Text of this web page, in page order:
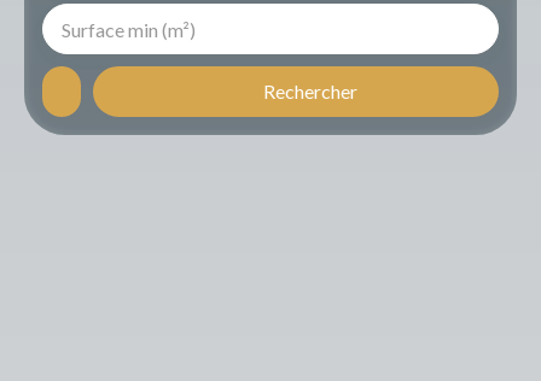
Surface min (m²)
Rechercher